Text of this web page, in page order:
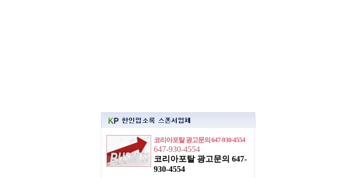
코리아포탈 광고문의 647-930-4554
647-930-4554
코리아포탈 광고문의 647-
930-4554